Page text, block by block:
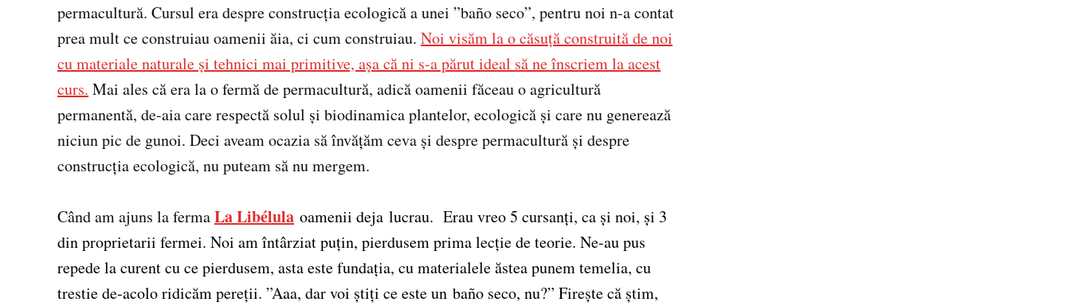
permacultură. Cursul era despre construcția ecologică a unei ”baño seco”, pentru noi n-a contat
prea mult ce construiau oamenii ăia, ci cum construiau. Noi visăm la o căsuță construită de noi
cu materiale naturale și tehnici mai primitive, așa că ni s-a părut ideal să ne înscriem la acest
curs. Mai ales că era la o fermă de permacultură, adică oamenii făceau o agricultură
permanentă, de-aia care respectă solul și biodinamica plantelor, ecologică și care nu generează
niciun pic de gunoi. Deci aveam ocazia să învățăm ceva și despre permacultură și despre
construcția ecologică, nu puteam să nu mergem.
Când am ajuns la fermaLa Libélula oamenii deja lucrau. Erau vreo 5 cursanți, ca și noi, și 3
din proprietarii fermei. Noi am întârziat puțin, pierdusem prima lecție de teorie. Ne-au pus
repede la curent cu ce pierdusem, asta este fundația, cu materialele ăstea punem temelia, cu
trestie de-acolo ridicăm pereții. ”Aaa, dar voi știți ce este un baño seco, nu?” Firește că știm,